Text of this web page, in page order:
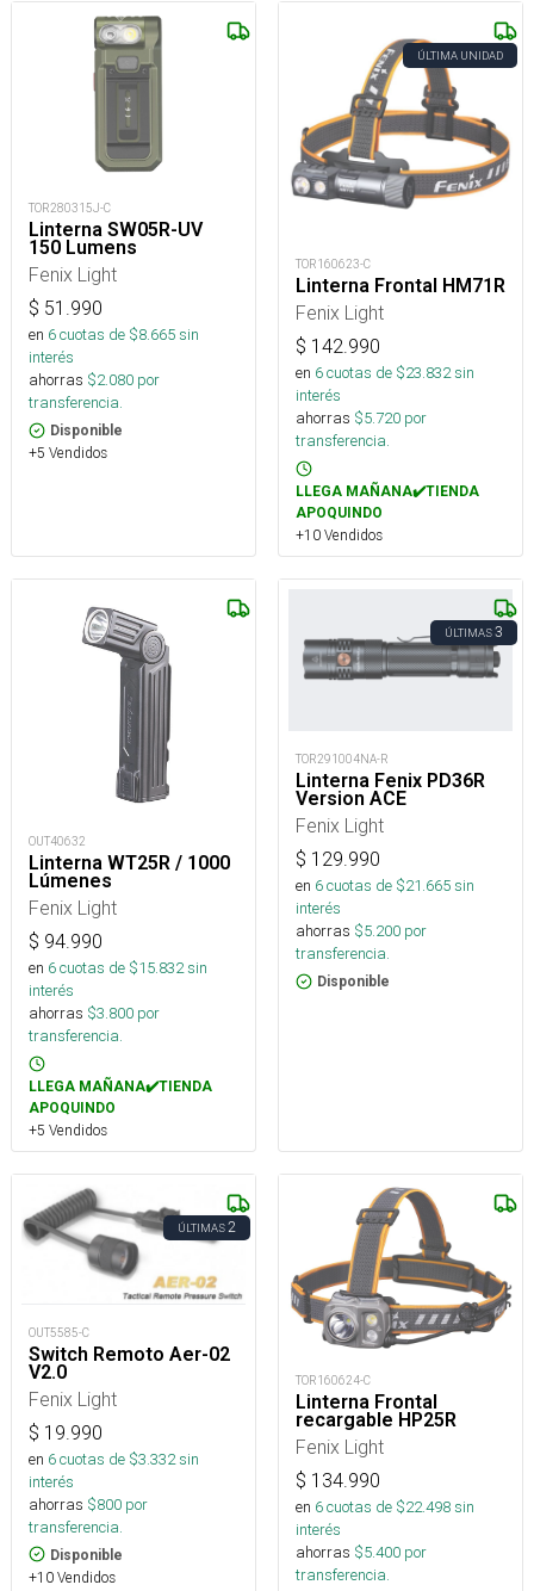
TOR280315J-C
Linterna SW05R-UV
150 Lumens
Fenix Light
$ 51.990
en 6cuotas de $8.665sin
interés
ahorras $2.080 por
transferencia.
Disponible
+5 Vendidos
ÚLTIMA UNIDAD
TOR160623-C
Linterna Frontal HM71R
Fenix Light
$ 142.990
en 6cuotas de $23.832sin
interés
ahorras $5.720 por
transferencia.
LLEGA MAÑANA✔️TIENDA
APOQUINDO
+10 Vendidos
OUT40632
Linterna WT25R / 1000
Lúmenes
Fenix Light
$ 94.990
en 6cuotas de $15.832sin
interés
ahorras $3.800 por
transferencia.
LLEGA MAÑANA✔️TIENDA
APOQUINDO
+5 Vendidos
ÚLTIMAS3
TOR291004NA-R
Linterna Fenix PD36R
Version ACE
Fenix Light
$ 129.990
en 6cuotas de $21.665sin
interés
ahorras $5.200 por
transferencia.
Disponible
ÚLTIMAS2
OUT5585-C
Switch Remoto Aer-02
V2.0
Fenix Light
$ 19.990
en 6cuotas de $3.332sin
interés
ahorras $800 por
transferencia.
Disponible
+10 Vendidos
TOR160624-C
Linterna Frontal
recargable HP25R
Fenix Light
$ 134.990
en 6cuotas de $22.498sin
interés
ahorras $5.400 por
transferencia.